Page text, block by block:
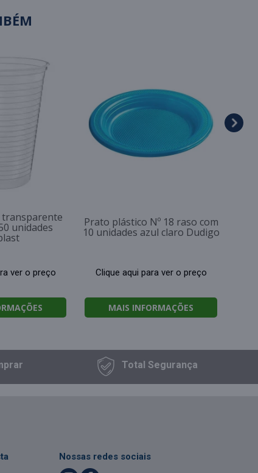
transparente
unidades
ver o preço
Prato plástico Nº 18 raso com
10 unidades azul claro Dudigo
Clique aqui para ver o preço
MAIS INFORMAÇÕES
Total Segurança
Nossas redes sociais